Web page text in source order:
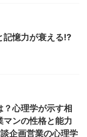
記憶力が衰える⁉
？心理学が示す相
ンの性格と能力
企画営業の心理学